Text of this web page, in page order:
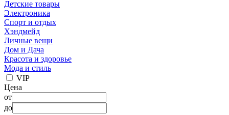
Детские товары
Электроника
Спорт и отдых
Хэндмейд
Личные вещи
Дом и Дача
Красота и здоровье
Мода и стиль
VIP
Цена
от
до